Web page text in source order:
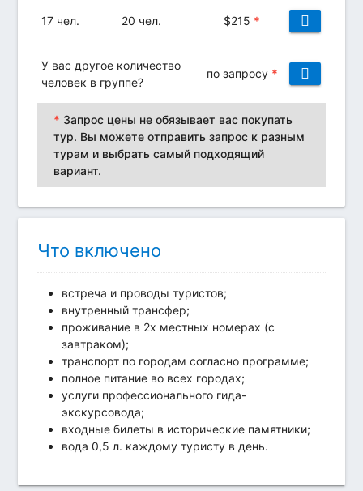
17 чел. 20 чел. $215 *
У вас другое количество
человек в группе?
по запросу *
* Запрос цены не обязывает вас покупать
тур. Вы можете отправить запрос к разным
турам и выбрать самый подходящий
вариант.
Что включено
встреча и проводы туристов;
внутренный трансфер;
проживание в 2х местных номерах (с
завтраком);
транспорт по городам согласно программе;
полное питание во всех городах;
услуги профессионального гида-
экскурсовода;
входные билеты в исторические памятники;
вода 0,5 л. каждому туристу в день.